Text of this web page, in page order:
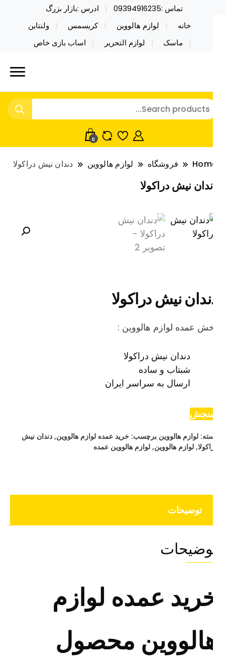
تماس :09394916235
ادرس :بازار بزرگ
خانه
لوازم هالووین کریسمس
ولنتاین
ماسک
لوازم التحریر اساب بازی خاص
تاین کادویی کریسمس اکسسوری
محصولات خاص فیجت اسباب بازی تراول ماگ نایکر
فروش عمده لوازم هالووین ولن تاین کادویی
اکسسوری ماسک در واردات مستقیم
0
فروشگاه لوازم هالووین دندان نیش دراکولا
نیش دراکولا
نیش دراکولا
عمده لوازم هالووین :
دندان نیش دراکولا
شبتاب و ساده
ارسال به سراسر ایران
لوازم هالووین برچسب:خرید عمده لوازم هالووین,دندان نیش
,لوازم هالووین,لوازم هالووین عمده
توضیحات
عمده لوازم
محصول